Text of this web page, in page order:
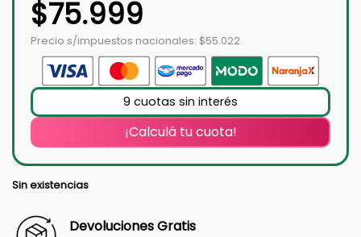
$75.999
Precio s/impuestos nacionales: $55.022
9 cuotas sin interés
¡Calculá tu cuota!
Sin existencias
Devoluciones Gratis